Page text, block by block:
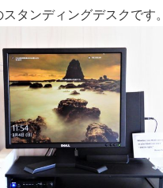
タンディングデスクです。